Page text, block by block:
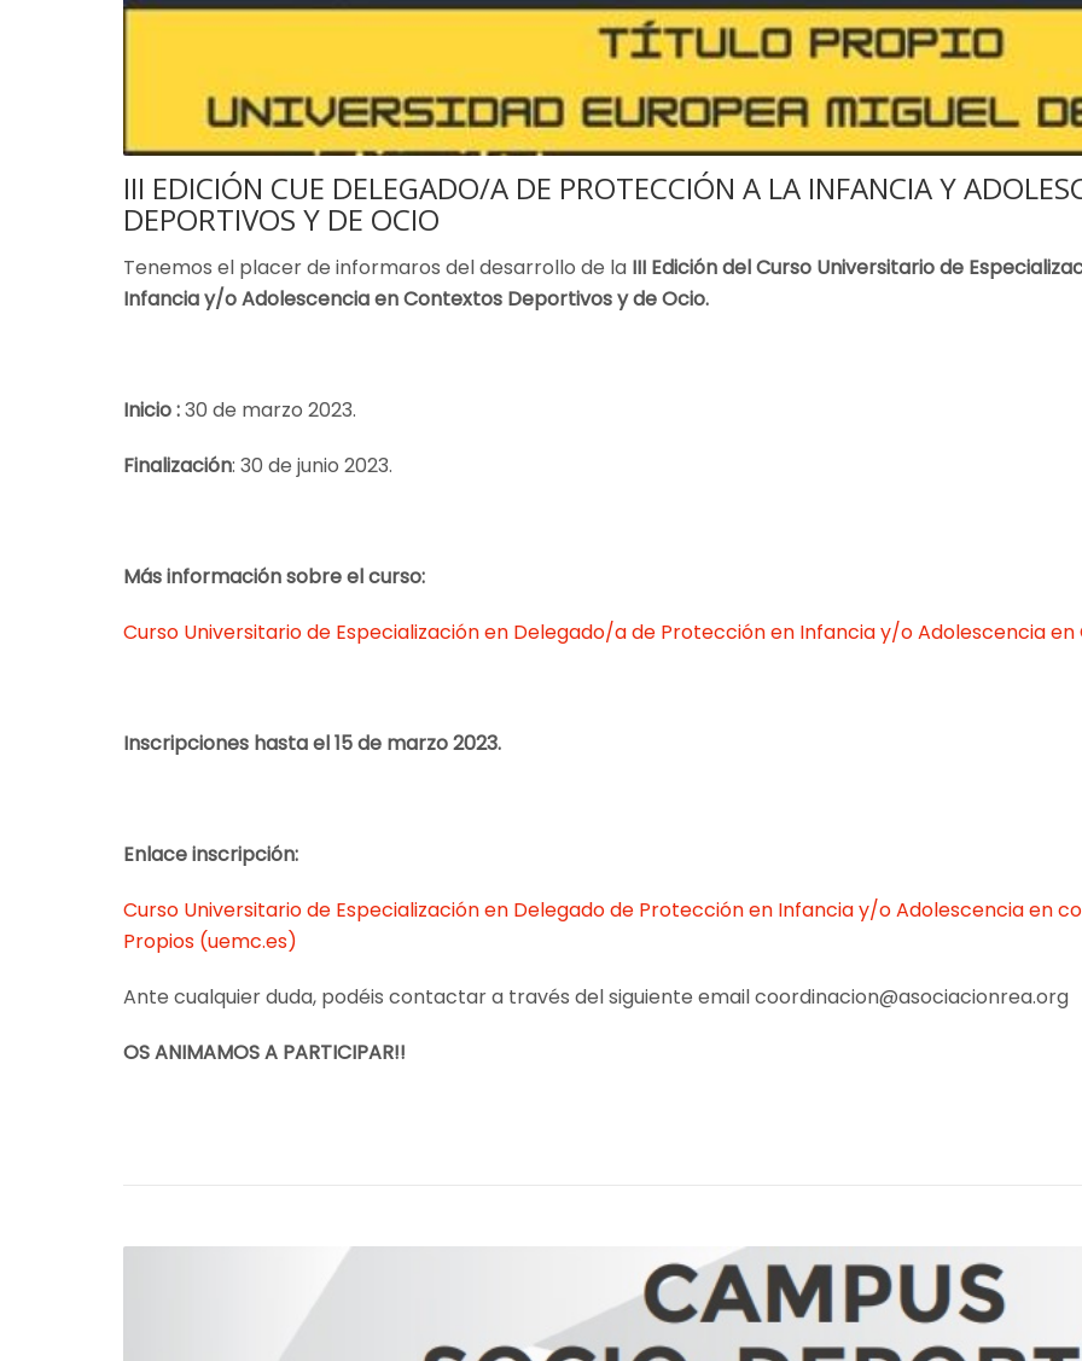
III EDICIÓN CUE DELEGADO/A DE PROTECCIÓN A LA INFANCIA Y
DEPORTIVOS Y DE OCIO
Tenemos el placer de informaros del desarrollo de la III Edición delCurso Universitario de
Infancia y/o Adolescencia en Contextos Deportivos y de Ocio.
Inicio :30 de marzo 2023.
Finalización: 30 de junio 2023.
Más información sobre el curso:
Curso Universitario de Especialización en Delegado/a de Protección en Infancia y/o Adolescencia
Inscripciones hasta el 15 de marzo 2023.
Enlace inscripción:
Curso Universitario de Especialización en Delegado de Protección en Infancia y/o Adolescencia en
Propios (uemc.es)
Ante cualquier duda, podéis contactar a través del siguiente email coordinacion@asociacionrea.org
OS ANIMAMOS A PARTICIPAR!!